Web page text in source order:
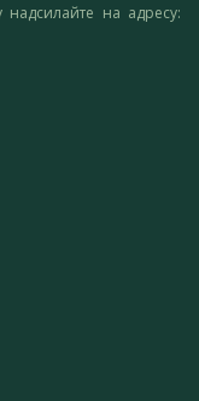
надсилайте на адресу: